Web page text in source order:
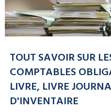
TOUT SAVOIR SUR
COMPTABLES
LIVRE, LIVRE
D'INVENTAIRE